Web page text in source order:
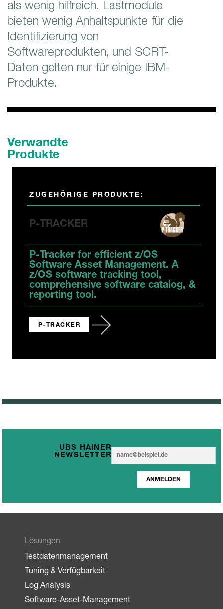
als wenig hilfreich. Lastmodule
bieten wenig Anhaltspunkte für die
Identifizierung von
Softwareprodukten, und SCRT-
Daten gelten nur für einige IBM-
Produkte.
Verwandte
Produkte
ZUGEHÖRIGE PRODUKTE:
P-TRACKER
P-Tracker for efficient z/OS
Software Asset Management. A
z/OS software tracking tool,
comprehensive software catalog, &
reporting tool.
P-TRACKER
UBS HAINER
NEWSLETTER
E
m
ANMELDEN
Lösungen
Testdatenmanagement
Tuning & Verfügbarkeit
Log Analysis
Software-Asset-Management